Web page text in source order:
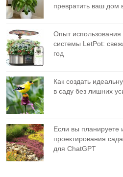
превратить ваш дом
Опыт
системы LetPot:
год
Как создать
в саду без лишних
Если вы планируете
проектирования
для ChatGPT